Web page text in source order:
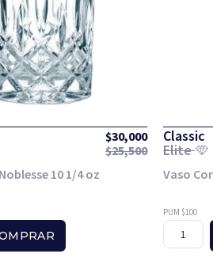
$30,000
$25,500
10 1/4 oz
Classic
Elite
Vaso
PUM $100